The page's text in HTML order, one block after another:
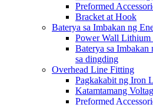
Preformed
Bracket at Hook
Baterya sa Imbakan ng
Power Wall Lithium
Baterya sa Imbakan
sa dingding
Overhead Line Fitting
Pagkakabit ng Iron
Katamtamang
Preformed